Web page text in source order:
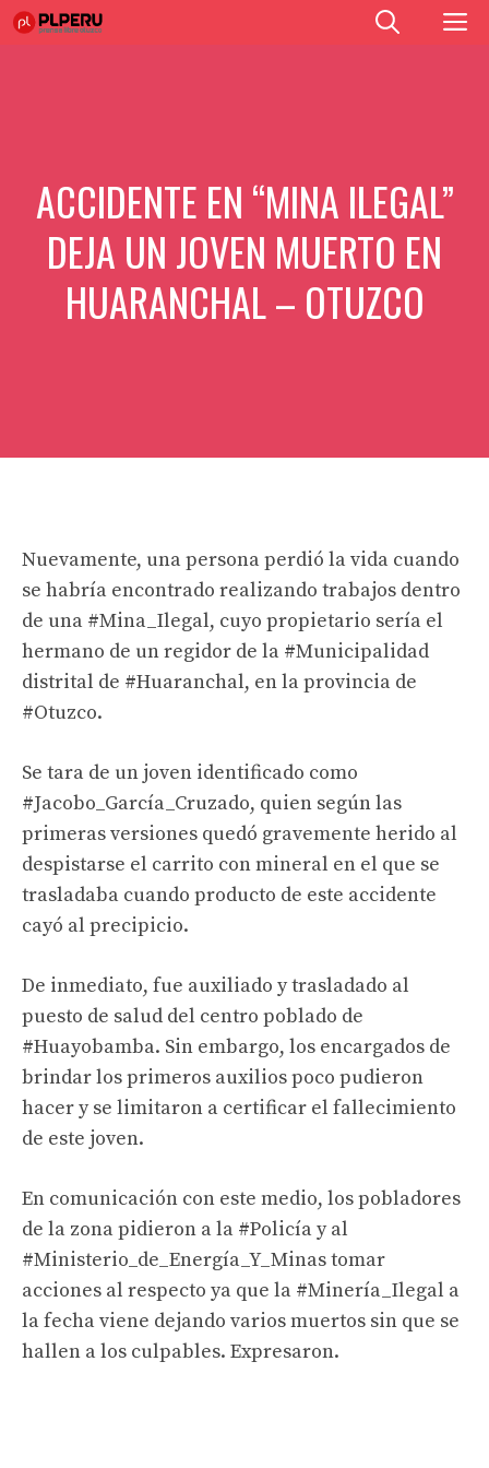
Saltar
ACCIDENTE EN “MINA ILEGAL”
DEJA UN JOVEN MUERTO EN
HUARANCHAL – OTUZCO
Nuevamente, una persona perdió la vida cuando
se habría encontrado realizando trabajos dentro
de una #Mina_Ilegal, cuyo propietario sería el
hermano de un regidor de la #Municipalidad
distrital de #Huaranchal, en la provincia de
#Otuzco.
Se tara de un joven identificado como
#Jacobo_García_Cruzado, quien según las
primeras versiones quedó gravemente herido al
despistarse el carrito con mineral en el que se
trasladaba cuando producto de este accidente
cayó al precipicio.
De inmediato, fue auxiliado y trasladado al
puesto de salud del centro poblado de
#Huayobamba. Sin embargo, los encargados de
brindar los primeros auxilios poco pudieron
hacer y se limitaron a certificar el fallecimiento
de este joven.
En comunicación con este medio, los pobladores
de la zona pidieron a la #Policíay al
#Ministerio_de_Energía_Y_Minastomar
acciones al respecto ya que la #Minería_Ilegal a
la fecha viene dejando varios muertos sin que se
hallen a los culpables. Expresaron.